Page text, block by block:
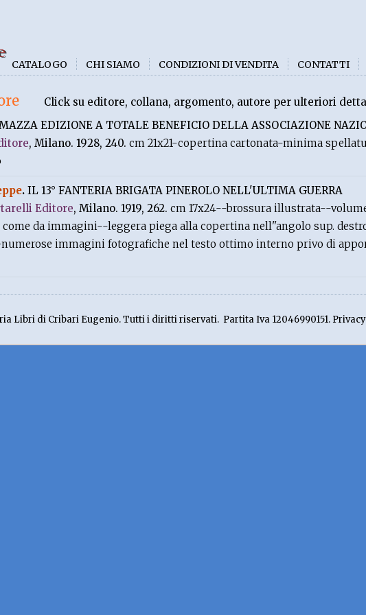
CATALOGO CHI SIAMO CONDIZIONI DI VENDITA CONTATTI
Click su editore, collana, argomento, autore per ulteriori
EDIZIONE A TOTALE BENEFICIO DELLA ASSOCIAZIONE
, Milano. 1928, 240. cm 21x21-copertina cartonata-minima
. IL 13° FANTERIA BRIGATA PINEROLO NELL'ULTIMA GUERRA
Editore, Milano. 1919, 262. cm 17x24--brossura illustrata--
come da immagini--leggera piega alla copertina nell''angolo sup.
immagini fotografiche nel testo ottimo interno privo di
Libri di Cribari Eugenio. Tutti i diritti riservati. Partita Iva 12046990151. Privacy